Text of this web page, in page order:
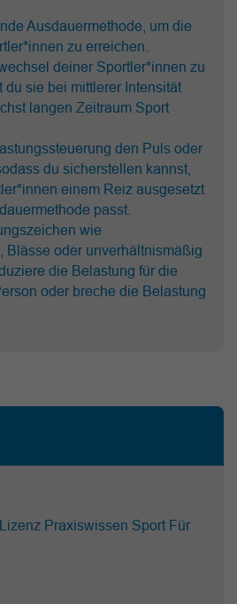
Ausdauermethode, um die
zu erreichen.
deiner Sportler*innen zu
du sie bei mittlerer Intensität
langen Zeitraum Sport
den Puls oder
du sicherstellen kannst,
einem Reiz ausgesetzt
passt.
wie
Blässe oder unverhältnismäßig
die Belastung für die
oder breche die Belastung
Praxiswissen Sport Für